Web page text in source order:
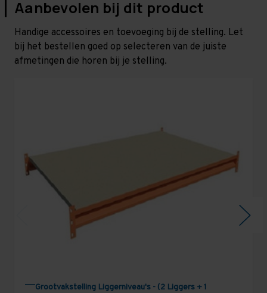
Aanbevolen bij dit product
Handige accessoires en toevoeging bij de stelling. Let
bij het bestellen goed op selecteren van de juiste
afmetingen die horen bij je stelling.
Grootvakstelling Liggerniveau's - (2 Liggers + 1